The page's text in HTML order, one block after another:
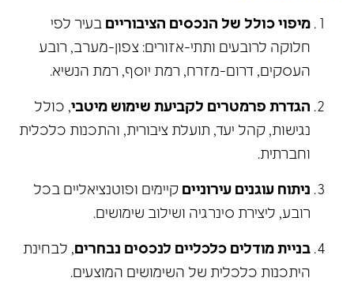
מיפוי כולל של הנכסים הציבוריים בעיר לפי
חלוקה לרובעים ותתי-אזורים: צפון-מערב, רובע
העסקים, דרום-מזרח, רמת יוסף, רמת הנשיא.
הגדרת פרמטרים לקביעת שימוש מיטבי, כולל
נגישות, קהל יעד, תועלת ציבורית, והתכנות כלכלית
וחברתית.
ניתוח עוגנים עירוניים קיימים ופוטנציאליים בכל
רובע, ליצירת סינרגיה ושילוב שימושים.
בניית מודלים כלכליים לנכסים נבחרים, לבחינת
היתכנות כלכלית של השימושים המוצעים.